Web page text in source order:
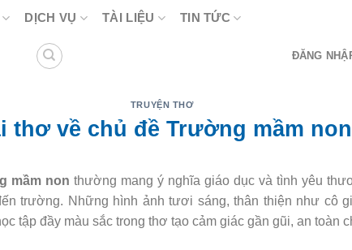
DỊCH VỤ TÀI LIỆU TIN TỨC
ĐĂNG
TRUYỆN THƠ
thơ về chủ đề Trường mầm non
mầm non thường mang ý nghĩa giáo dục và tình yêu
trường. Những hình ảnh tươi sáng, thân thiện như cô
tập đầy màu sắc trong thơ tạo cảm giác gần gũi, an toàn